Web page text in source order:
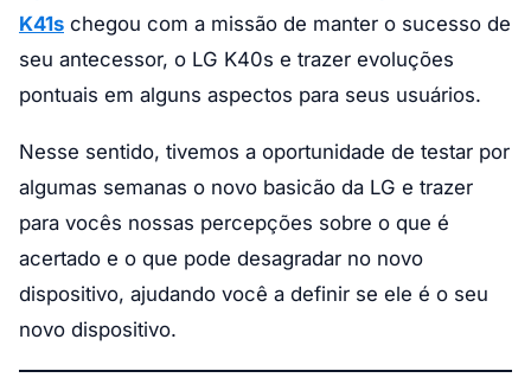
K41s chegou com a missão de manter o sucesso de
seu antecessor, o LG K40s e trazer evoluções
pontuais em alguns aspectos para seus usuários.
Nesse sentido, tivemos a oportunidade de testar por
algumas semanas o novo basicão da LG e trazer
para vocês nossas percepções sobre o que é
acertado e o que pode desagradar no novo
dispositivo, ajudando você a definir se ele é o seu
novo dispositivo.